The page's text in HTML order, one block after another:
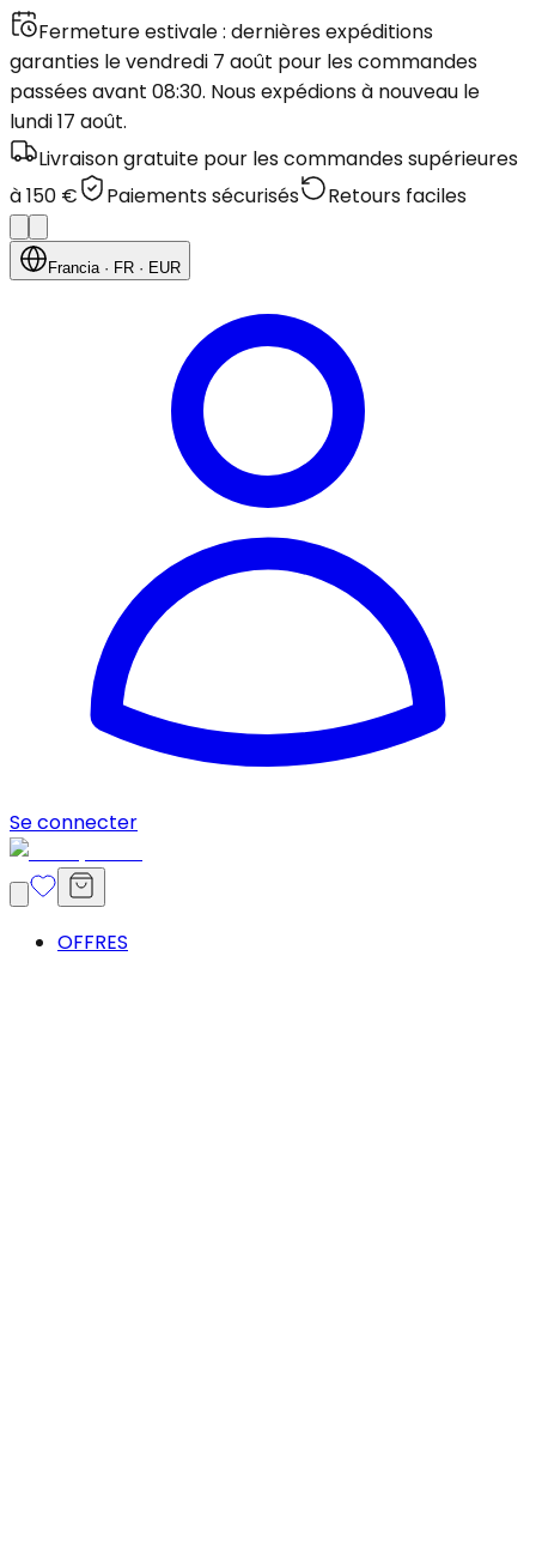
Fermeture estivale : dernières expéditions
garanties le vendredi 7 août pour les commandes
passées avant 08:30. Nous expédions à nouveau le
lundi 17 août.
Livraison gratuite pour les commandes supérieures
à 150 €
Paiements sécurisés Retours faciles
Francia· FR · EUR
Se connecter
OFFRES